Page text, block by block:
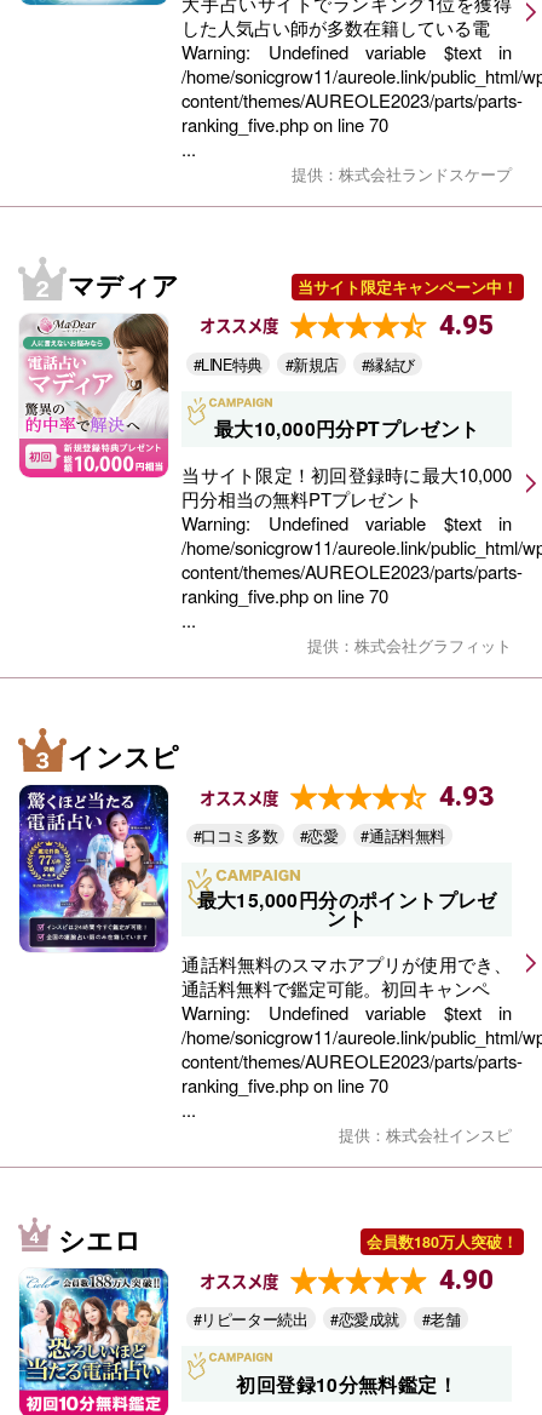
した人気占い師が多数在籍している電
Warning: Undefined variable $text in
/home/sonicgrow11/aureole.link/public_html/
content/themes/AUREOLE2023/parts/parts-
ranking_five.phpon line70
...
提供：株式会社ランドスケープ
マディア 当サイト限定キャンペーン中！
オススメ度 4.95
#LINE特典 #新規店 #縁結び
最大10,000円分PTプレゼント
当サイト限定！初回登録時に最大10,000
円分相当の無料PTプレゼント
Warning: Undefined variable $text in
/home/sonicgrow11/aureole.link/public_html/
content/themes/AUREOLE2023/parts/parts-
ranking_five.phpon line70
...
提供：株式会社グラフィット
インスピ
オススメ度 4.93
#口コミ多数 #恋愛 #通話料無料
最大15,000円分のポイントプレゼ
ント
通話料無料のスマホアプリが使用でき、
通話料無料で鑑定可能。初回キャンペ
Warning: Undefined variable $text in
/home/sonicgrow11/aureole.link/public_html/
content/themes/AUREOLE2023/parts/parts-
ranking_five.phpon line70
...
提供：株式会社インスピ
シエロ 会員数180万人突破！
オススメ度 4.90
#リピーター続出 #恋愛成就 #老舗
初回登録10分無料鑑定！